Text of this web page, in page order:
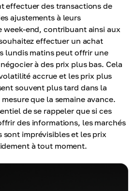
effectuer des transactions de
ajustements à leurs
week-end, contribuant ainsi aux
effectuer un achat
lundis matins peut offrir une
à des prix plus bas. Cela
accrue et les prix plus
souvent plus tard dans la
que la semaine avance.
de se rappeler que si ces
des informations, les marchés
sont imprévisibles et les prix
à tout moment.